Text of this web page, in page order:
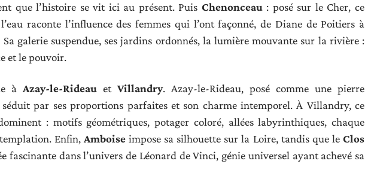
que l’histoire se vit ici au présent. Puis Chenonceau: posé sur le Cher, ce
raconte l’influence des femmes qui l’ont façonné, de Diane de Poitiers à
galerie suspendue, ses jardins ordonnés, la lumière mouvante sur la rivière :
et le pouvoir.
à Azay-le-Rideau et Villandry. Azay-le-Rideau, posé comme une pierre
séduit par ses proportions parfaites et son charme intemporel. À Villandry, ce
: motifs géométriques, potager coloré, allées labyrinthiques, chaque
Enfin, Amboiseimpose sa silhouette sur la Loire, tandis que le Clos
fascinante dans l’univers de Léonard de Vinci, génie universel ayant achevé sa